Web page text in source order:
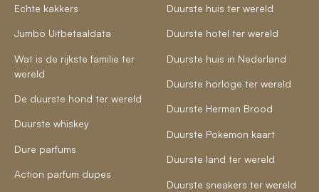
Echte kakkers
Jumbo Uitbetaaldata
Wat is de rijkste familie ter
wereld
De duurste hond ter wereld
Duurste whiskey
Dure parfums
Action parfum dupes
Duurste huis ter wereld
Duurste hotel ter wereld
Duurste huis in Nederland
Duurste horloge ter wereld
Duurste Herman Brood
Duurste Pokemon kaart
Duurste land ter wereld
Duurste sneakers ter wereld